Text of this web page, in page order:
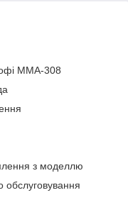
ММА-308
з моделлю
обслуговування